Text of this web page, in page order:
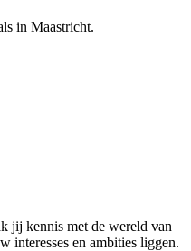
in Maastricht.
jij kennis met de wereld van
interesses en ambities liggen.